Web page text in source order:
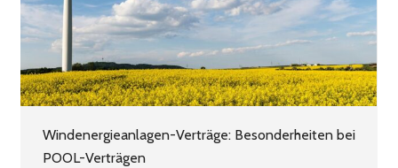
Windenergieanlagen-Verträge: Besonderheiten bei
POOL-Verträgen